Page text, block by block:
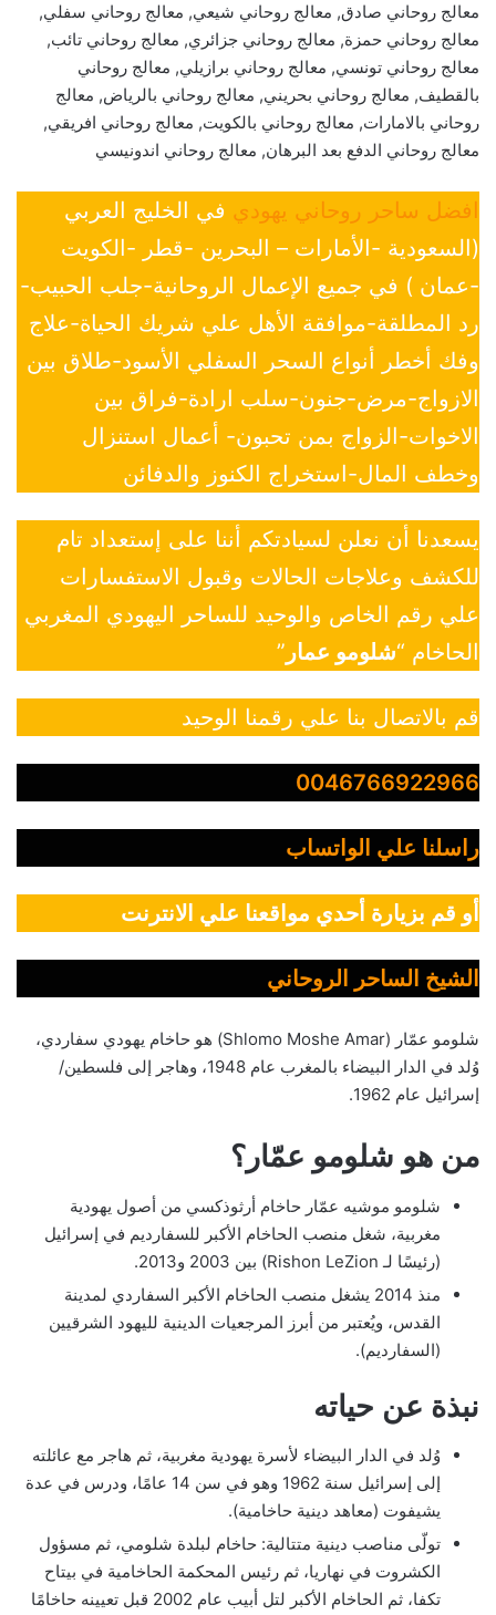
معالج روحاني صادق, معالج روحاني شيعي, معالج روحاني سفلي,
معالج روحاني حمزة, معالج روحاني جزائري, معالج روحاني تائب,
معالج روحاني تونسي, معالج روحاني برازيلي, معالج روحاني
بالقطيف, معالج روحاني بحريني, معالج روحاني بالرياض, معالج
روحاني بالامارات, معالج روحاني بالكويت, معالج روحاني افريقي,
معالج روحاني الدفع بعد البرهان, معالج روحاني اندونيسي
افضل ساحر روحاني يهودي في الخليج العربي
(السعودية -الأمارات – البحرين -قطر -الكويت
-عمان ) في جميع الإعمال الروحانية-جلب الحبيب-
رد المطلقة-موافقة الأهل علي شريك الحياة-علاج
وفك أخطر أنواع السحر السفلي الأسود-طلاق بين
الازواج-مرض-جنون-سلب ارادة-فراق بين
الاخوات-الزواج بمن تحبون- أعمال استنزال
وخطف المال-استخراج الكنوز والدفائن
يسعدنا أن نعلن لسيادتكم أننا على إستعداد تام
للكشف وعلاجات الحالات وقبول الاستفسارات
علي رقم الخاص والوحيد للساحر اليهودي المغربي
الحاخام “شلومو عمار ”
قم بالاتصال بنا علي رقمنا الوحيد
0046766922966
راسلنا علي الواتساب
أو قم بزيارة أحدي مواقعنا علي الانترنت
الشيخ الساحر الروحاني
شلومو عمّار (Shlomo Moshe Amar) هو حاخام يهودي سفاردي،
وُلد في الدار البيضاء بالمغرب عام 1948، وهاجر إلى فلسطين/
إسرائيل عام 1962.
من هو شلومو عمّار؟
شلومو موشيه عمّار حاخام أرثوذكسي من أصول يهودية
مغربية، شغل منصب الحاخام الأكبر للسفارديم في إسرائيل
(رئيسًا لـ Rishon LeZion) بين 2003 و2013.
منذ 2014 يشغل منصب الحاخام الأكبر السفاردي لمدينة
القدس، ويُعتبر من أبرز المرجعيات الدينية لليهود الشرقيين
(السفارديم).
نبذة عن حياته
وُلد في الدار البيضاء لأسرة يهودية مغربية، ثم هاجر مع عائلته
إلى إسرائيل سنة 1962 وهو في سن 14 عامًا، ودرس في عدة
يشيفوت (معاهد دينية حاخامية).
تولّى مناصب دينية متتالية: حاخام لبلدة شلومي، ثم مسؤول
الكشروت في نهاريا، ثم رئيس المحكمة الحاخامية في بيتاح
تكفا، ثم الحاخام الأكبر لتل أبيب عام 2002 قبل تعيينه حاخامًا